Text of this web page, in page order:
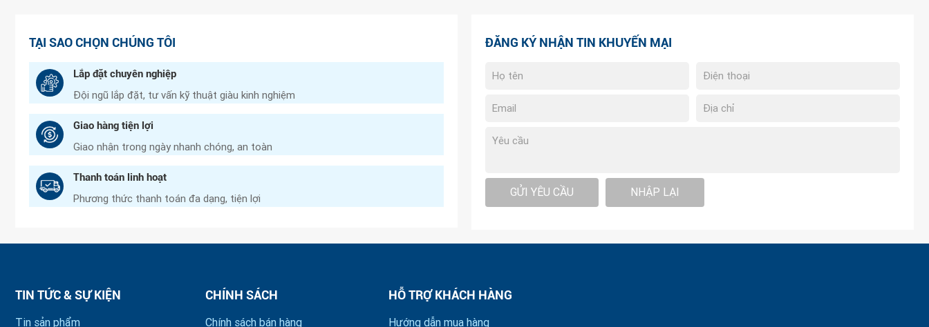
TẠI SAO CHỌN CHÚNG TÔI
Lắp đặt chuyên nghiệp
Đội ngũ lắp đặt, tư vấn kỹ thuật giàu kinh nghiệm
Giao hàng tiện lợi
Giao nhận trong ngày nhanh chóng, an toàn
Thanh toán linh hoạt
Phương thức thanh toán đa dạng, tiện lợi
ĐĂNG KÝ NHẬN TIN KHUYẾN MẠI
GỬI YÊU CẦU NHẬP LẠI
TIN TỨC & SỰ KIỆN
Tin sản phẩm
CHÍNH SÁCH
Chính sách bán hàng
HỖ TRỢ KHÁCH HÀNG
Hướng dẫn mua hàng